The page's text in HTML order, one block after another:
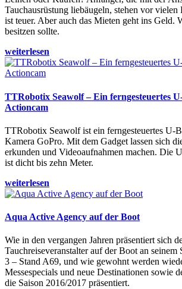
Tauchausrüstung liebäugeln, stehen vor vielen
ist teuer. Aber auch das Mieten geht ins Geld.
besitzen sollte.
weiterlesen
TTRobotix Seawolf – Ein ferngesteuertes
Actioncam
TTRobotix Seawolf ist ein ferngesteuertes U-
Kamera GoPro. Mit dem Gadget lassen sich
erkunden und Videoaufnahmen machen. Die
ist dicht bis zehn Meter.
weiterlesen
Aqua Active Agency auf der Boot
Wie in den vergangen Jahren präsentiert sich
Tauchreiseveranstalter auf der Boot an
3 – Stand A69, und wie gewohnt werden
Messespecials und neue Destinationen sowie
die Saison 2016/2017 präsentiert.